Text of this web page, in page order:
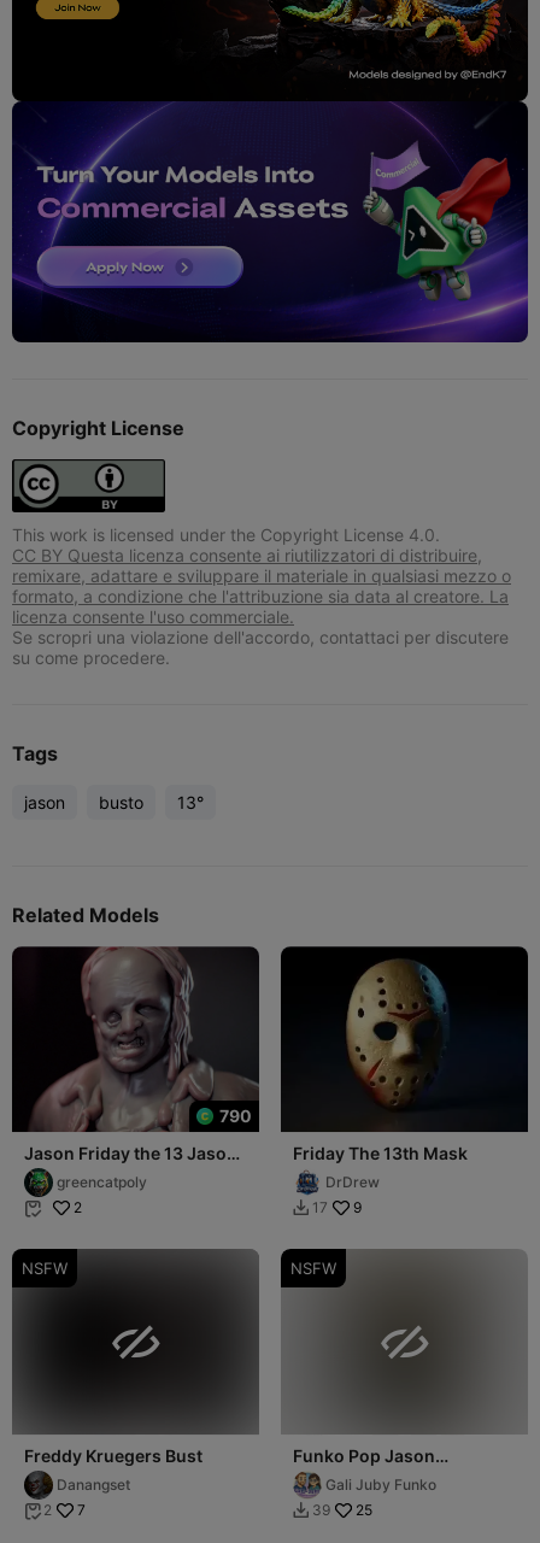
Copyright License
This work is licensed under the Copyright License 4.0.
CC BY Questa licenza consente ai riutilizzatori di distribuire,
remixare, adattare e sviluppare il materiale in qualsiasi mezzo o
formato, a condizione che l'attribuzione sia data al creatore. La
licenza consente l'uso commerciale.
Se scropri una violazione dell'accordo, contattaci per discutere
su come procedere.
Tags
jason busto 13°
Related Models
790
Jason Friday the 13 Jason
Viernes 13 Modular -
Jason Voorh
greencatpoly
 2
Friday The 13th Mask
DrDrew
 17 9
NSFW

Freddy Kruegers Bust
Danangset
 2 7
NSFW

Funko Pop Jason
voorhees - Friday the 13th
Gali Juby Funko
 39 25